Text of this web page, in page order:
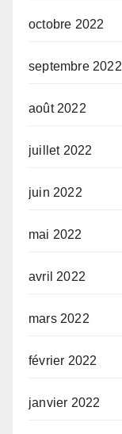
octobre 2022
septembre 2022
août 2022
juillet 2022
juin 2022
mai 2022
avril 2022
mars 2022
février 2022
janvier 2022